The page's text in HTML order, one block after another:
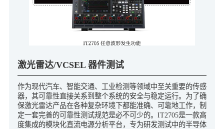
激光雷达/VCSEL 器件测试
作为现代汽车、智能交通、工业检测等领域中至关重要的传感
器，其可靠性直接关系到整个系统的安全与稳定运行。为了确
保激光雷达产品在各种复杂环境下都能准确、可靠地工作，制
定一套完善的可靠性测试规范是必不可少的。IT2705是一款高
度集成的模块化直流电源分析平台，专为研发测试中的半导体